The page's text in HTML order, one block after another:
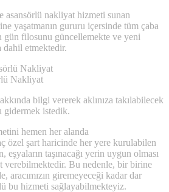
asansörlü nakliyat hizmeti sunan
yaşatmanın gururu içersinde tüm çaba
gün filosunu güncellemekte ve yeni
dahil etmektedir.
Nakliyat
bilgi vererek aklınıza takılabilecek
gidermek istedik.
hemen her alanda
özel şart haricinde her yere kurulabilen
taşınacağı yerin uygun olması
verebilmektedir. Bu nedenle, bir birine
aracımızın giremeyeceği kadar dar
bu hizmeti sağlayabilmekteyiz.